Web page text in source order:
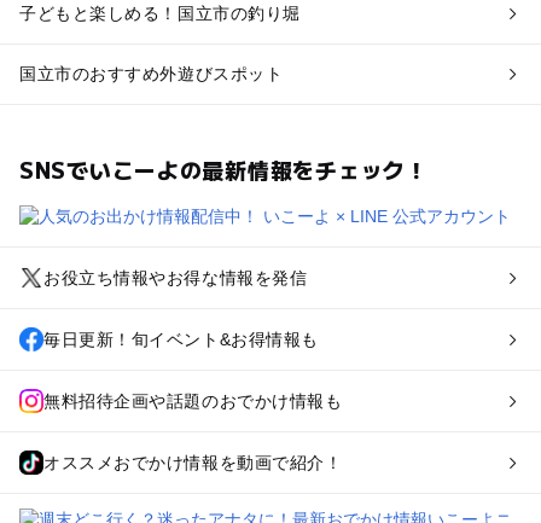
子どもと楽しめる！国立市の釣り堀
国立市のおすすめ外遊びスポット
SNSでいこーよの最新情報をチェック！
お役立ち情報やお得な情報を発信
毎日更新！旬イベント&お得情報も
無料招待企画や話題のおでかけ情報も
オススメおでかけ情報を動画で紹介！